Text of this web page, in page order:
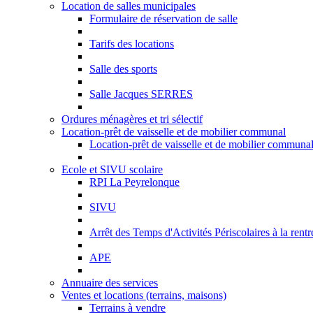
Location de salles municipales
Formulaire de réservation de salle
Tarifs des locations
Salle des sports
Salle Jacques SERRES
Ordures ménagères et tri sélectif
Location-prêt de vaisselle et de mobilier communal
Location-prêt de vaisselle et de mobilier communal
Ecole et SIVU scolaire
RPI La Peyrelonque
SIVU
Arrêt des Temps d'Activités Périscolaires à la
APE
Annuaire des services
Ventes et locations (terrains, maisons)
Terrains à vendre